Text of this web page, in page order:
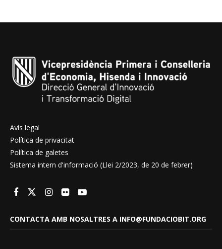
Avís legal
Política de privacitat
Política de galetes
Sistema intern d'informació (Llei 2/2023, de 20 de febrer)
CONTACTA AMB NOSALTRES A INFO@FUNDACIOBIT.ORG